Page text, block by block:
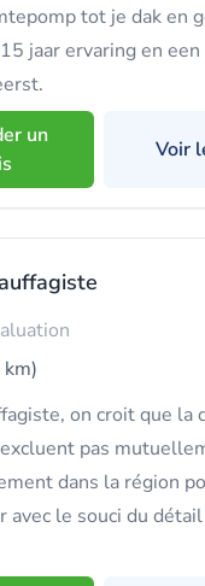
tot je dak en
jaar ervaring en
un
Voir
on croit que la
pas
dans la région
avec le souci du